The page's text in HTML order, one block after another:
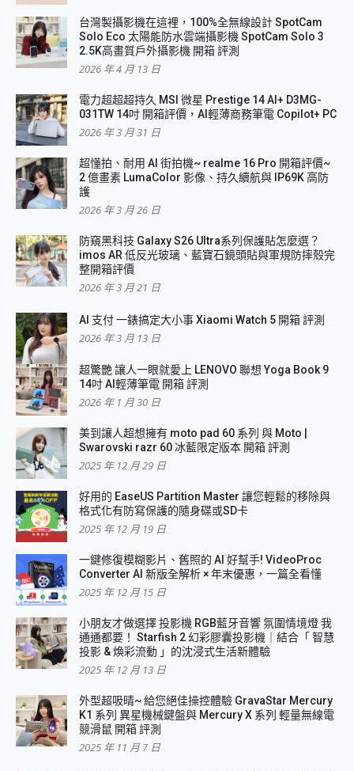
台灣製攝影機在這裡，100%全無線設計 SpotCam
Solo Eco 太陽能防水雲端攝影機 SpotCam Solo 3
2.5K高畫質戶外攝影機 開箱 評測
2026 年 4 月 13 日
電力超超超持久 MSI 微星 Prestige 14 AI+ D3MG-
031TW 14吋 開箱評價，AI輕薄商務筆電 Copilot+ PC
2026 年 3 月 31 日
超懂拍、耐用 AI 街拍機~ realme 16 Pro 開箱評價~
2 億畫素 LumaColor 影像、持久續航與 IP69K 高防
護
2026 年 3 月 26 日
防窺黑科技 Galaxy S26 Ultra系列保護貼怎麼選？
imos AR 低反光玻璃、藍寶石鏡頭貼與軍規防摔殼完
整開箱評價
2026 年 3 月 21 日
AI 支付 一錶搞定大小事 Xiaomi Watch 5 開箱 評測
2026 年 3 月 13 日
超驚艷 讓人一眼就愛上 LENOVO 聯想 Yoga Book 9
14吋 AI輕薄筆電 開箱 評測
2026 年 1 月 30 日
美到讓人超想擁有 moto pad 60 系列 與 Moto |
Swarovski razr 60 冰藍限定版本 開箱 評測
2025 年 12 月 29 日
好用的 EaseUS Partition Master 讓您輕鬆的移除與
格式化有防寫保護的隨身碟或SD卡
2025 年 12 月 19 日
一鍵修復模糊影片、舊照的 AI 好幫手! VideoProc
Converter AI 新版全解析 × 年末優惠，一篇全看懂
2025 年 12 月 15 日
小朋友才做選擇 投影機 RGB藍牙音響 氛圍情境燈 我
通通都要！ Starfish 2 幻彩膠囊投影機｜結合「 智慧
投影 & 煥彩流動 」的沈浸式生活新體驗
2025 年 12 月 13 日
外型超吸晴~ 給您絕佳操控體驗 GravaStar Mercury
K1 系列 異星機械鍵盤與 Mercury X 系列 輕量無線電
競滑鼠 開箱 評測
2025 年 11 月 7 日